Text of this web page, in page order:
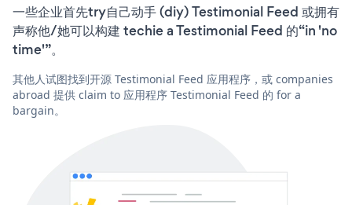
一些企业首先try自己动手 (diy) Testimonial Feed 或拥有
声称他/她可以构建 techie a Testimonial Feed 的“in 'no
time'”。
其他人试图找到开源 Testimonial Feed 应用程序，或 companies
abroad 提供 claim to 应用程序 Testimonial Feed 的 for a
bargain。